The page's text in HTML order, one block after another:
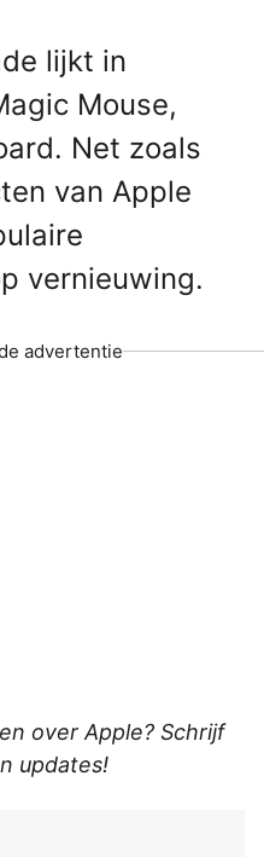
lijkt in
Mouse,
Net zoals
van Apple
vernieuwing.
advertentie
over Apple? Schrijf
updates!